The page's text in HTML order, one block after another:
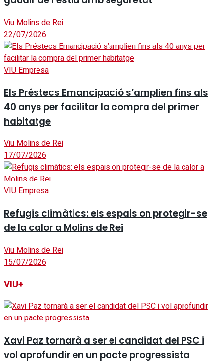
Viu Molins de Rei
22/07/2026
VIU Empresa
Els Préstecs Emancipació s’amplien fins als
40 anys per facilitar la compra del primer
habitatge
Viu Molins de Rei
17/07/2026
VIU Empresa
Refugis climàtics: els espais on protegir-se
de la calor a Molins de Rei
Viu Molins de Rei
15/07/2026
VIU+
Xavi Paz tornarà a ser el candidat del PSC i
vol aprofundir en un pacte progressista